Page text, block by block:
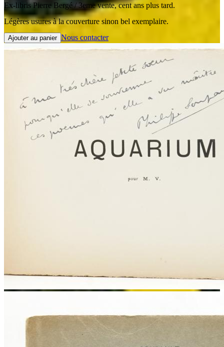
Ex-libris Pierre Bergé / 3eme vente, cent ans plus tard.
Légères usures à la couverture sinon bel exemplaire.
Ajouter au panier Nous contacter